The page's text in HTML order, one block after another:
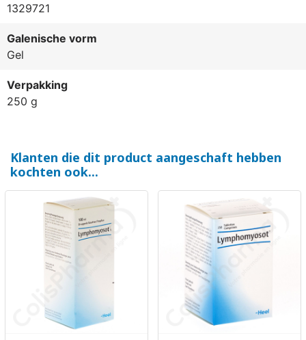
1329721
Galenische vorm
Gel
Verpakking
250 g
Klanten die dit product aangeschaft hebben
kochten ook...